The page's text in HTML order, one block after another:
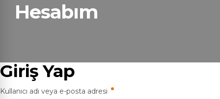
Hesabım
Giriş Yap
Kullanıcı adı veya e-posta adresi Gerekli